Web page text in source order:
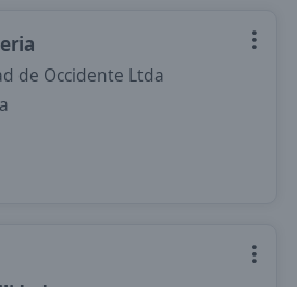
de Occidente Ltda